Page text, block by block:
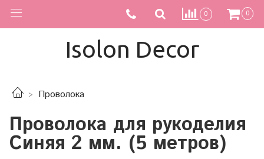
0 0
Isolon Decor
Проволока
Проволока для рукоделия
Синяя 2 мм. (5 метров)